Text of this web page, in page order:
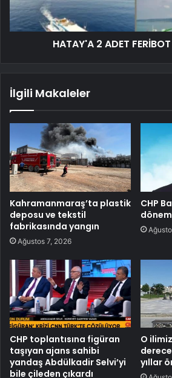
HATAY'A 2 ADET
İlgili Makaleler
Kahramanmaraş’ta plastik
deposu ve tekstil
fabrikasında yangın
Ağustos 7, 2026
CHP
dönem
CHP toplantısına figüran
taşıyan ajans sahibi
yandaş Abdülkadir Selvi’yi
bile çileden çıkardı
O
yıllar